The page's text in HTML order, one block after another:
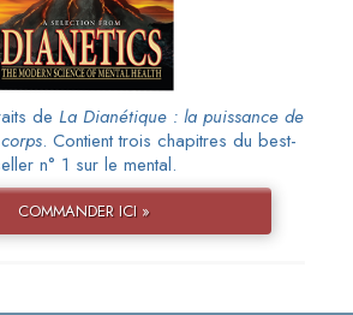
de La Dianétique : la puissance de
. Contient trois chapitres du best-
n° 1 sur le mental.
COMMANDER ICI »